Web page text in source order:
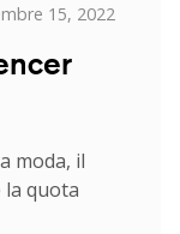
15, 2022
moda, il
la quota